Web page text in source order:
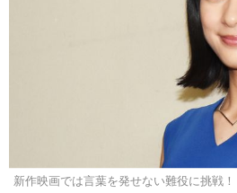
新作映画では言葉を発せない難役に挑戦！